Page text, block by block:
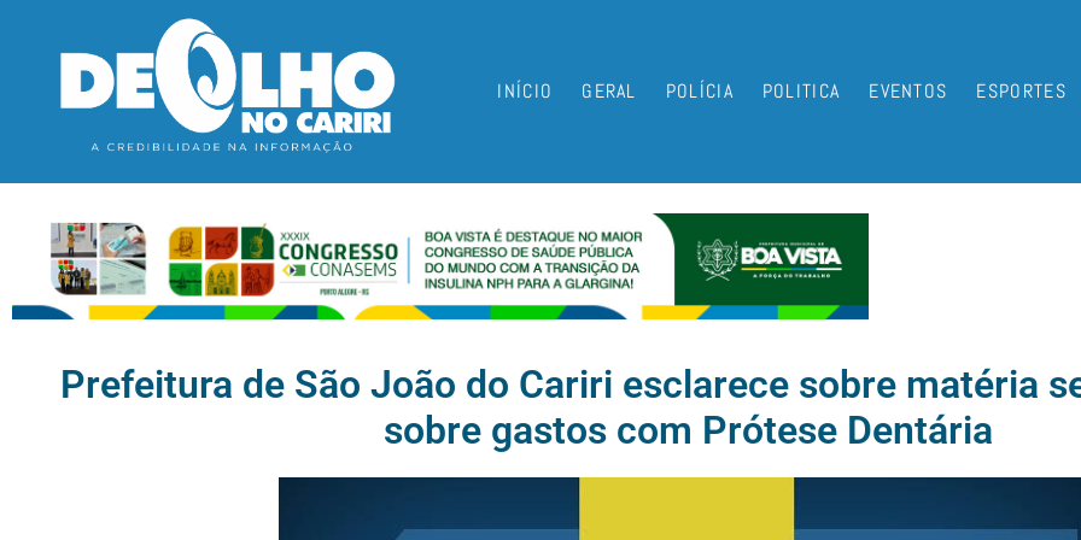
INÍCIO GERAL POLÍCIA POLITICA EVENTOS ESPORTES
Prefeitura de São João do Cariri esclarece sobre matéria
sobre gastos com Prótese Dentária